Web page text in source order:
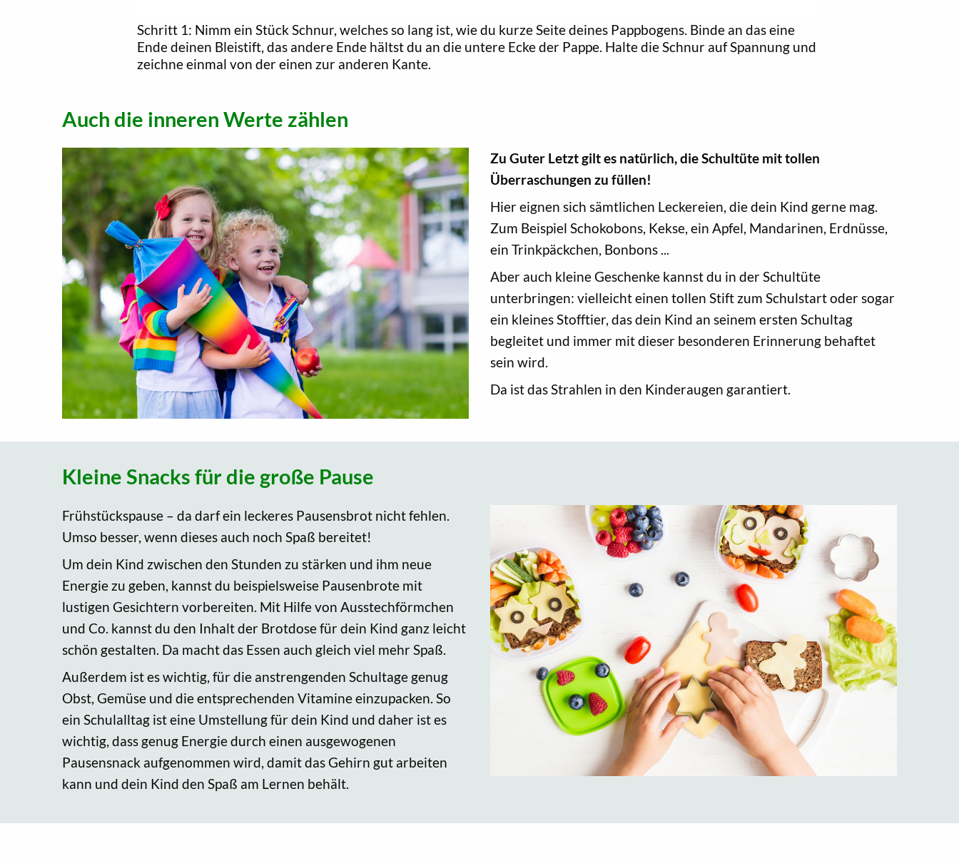
Schritt 1: Nimm ein Stück Schnur, welches so lang ist, wie du kurze Seite deines Pappbogens. Binde an das eine
Ende deinen Bleistift, das andere Ende hältst du an die untere Ecke der Pappe. Halte die Schnur auf Spannung und
zeichne einmal von der einen zur anderen Kante.
Auch die inneren Werte zählen
Zu Guter Letzt gilt es natürlich, die Schultüte mit tollen
Überraschungen zu füllen!
Hier eignen sich sämtlichen Leckereien, die dein Kind gerne mag.
Zum Beispiel Schokobons, Kekse, ein Apfel, Mandarinen, Erdnüsse,
ein Trinkpäckchen, Bonbons ...
Aber auch kleine Geschenke kannst du in der Schultüte
unterbringen: vielleicht einen tollen Stift zum Schulstart oder sogar
ein kleines Stofftier, das dein Kind an seinem ersten Schultag
begleitet und immer mit dieser besonderen Erinnerung behaftet
sein wird.
Da ist das Strahlen in den Kinderaugen garantiert.
Kleine Snacks für die große Pause
Frühstückspause – da darf ein leckeres Pausensbrot nicht fehlen.
Umso besser, wenn dieses auch noch Spaß bereitet!
Um dein Kind zwischen den Stunden zu stärken und ihm neue
Energie zu geben, kannst du beispielsweise Pausenbrote mit
lustigen Gesichtern vorbereiten. Mit Hilfe von Ausstechförmchen
und Co. kannst du den Inhalt der Brotdose für dein Kind ganz leicht
schön gestalten. Da macht das Essen auch gleich viel mehr Spaß.
Außerdem ist es wichtig, für die anstrengenden Schultage genug
Obst, Gemüse und die entsprechenden Vitamine einzupacken. So
ein Schulalltag ist eine Umstellung für dein Kind und daher ist es
wichtig, dass genug Energie durch einen ausgewogenen
Pausensnack aufgenommen wird, damit das Gehirn gut arbeiten
kann und dein Kind den Spaß am Lernen behält.